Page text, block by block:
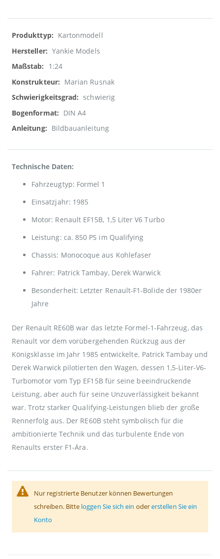
Weitere
Informationen
Kartonmodell
Yankie Models
1:24
Marian Rusnak
schwierig
DIN A4
Bildbauanleitung
Technische Daten:
Fahrzeugtyp: Formel 1
Einsatzjahr: 1985
Motor: Renault EF15B, 1,5 Liter V6 Turbo
Leistung: ca. 850 PS im Qualifying
Chassis: Monocoque aus Kohlefaser
Fahrer: Patrick Tambay, Derek Warwick
Besonderheit: Letzter Renault-F1-Bolide der 1980er
Jahre
Der Renault RE60B war das letzte Formel-1-Fahrzeug, das
Renault vor dem vorübergehenden Rückzug aus der
Königsklasse im Jahr 1985 entwickelte. Patrick Tambay und
Derek Warwick pilotierten den Wagen, dessen 1,5-Liter-V6-
Turbomotor vom Typ EF15B für seine beeindruckende
Leistung, aber auch für seine Unzuverlässigkeit bekannt
war. Trotz starker Qualifying-Leistungen blieb der große
Rennerfolg aus. Der RE60B steht symbolisch für die
ambitionierte Technik und das turbulente Ende von
Renaults erster F1-Ära.
Nur registrierte Benutzer können Bewertungen
schreiben. Bitte loggen Sie sich ein odererstellen Sie ein
Konto